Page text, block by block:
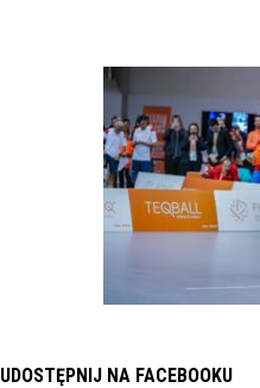
UDOSTĘPNIJ NA FACEBOOKU